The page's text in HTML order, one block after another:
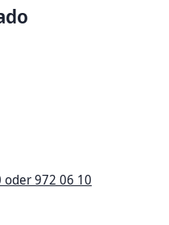
oder 972 06 10